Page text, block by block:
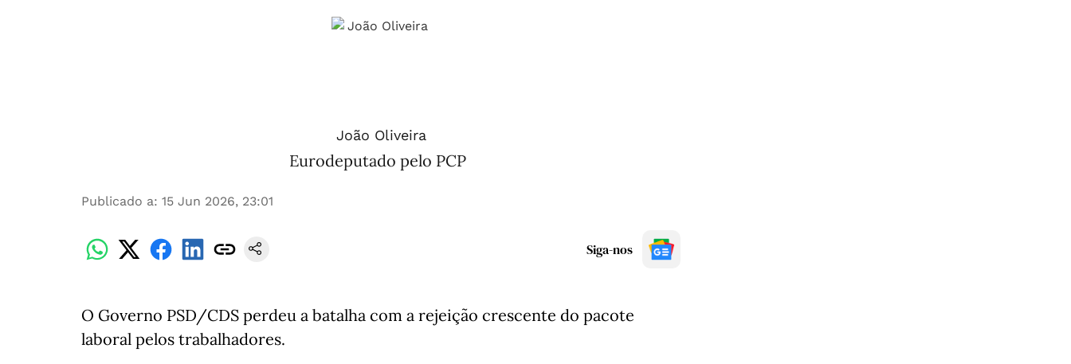
João Oliveira
Eurodeputado pelo PCP
Publicado a: 15 Jun 2026, 23:01
Siga-nos
O Governo PSD/CDS perdeu a batalha com a rejeição crescente do pacote
laboral pelos trabalhadores.